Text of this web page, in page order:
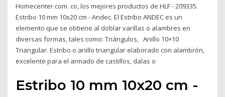
Homecenter.com. co, los mejores productos de HLF - 209335.
Estribo 10 mm 10x20 cm - Andec. El Estribo ANDEC es un
elemento que se obtiene al doblar varillas o alambres en
diversas formas, tales como: Triángulos, Anillo 10×10
Triangular. Estribo o anillo triangular elaborado con alambrón,
excelente para el armado de castillos, dalas o
Estribo 10 mm 10x20 cm -